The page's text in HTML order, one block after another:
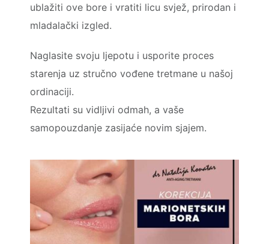
ublažiti ove bore i vratiti licu svjež, prirodan i
mladalački izgled.
Naglasite svoju ljepotu i usporite proces
starenja uz stručno vođene tretmane u našoj
ordinaciji.
Rezultati su vidljivi odmah, a vaše
samopouzdanje zasijaće novim sjajem.